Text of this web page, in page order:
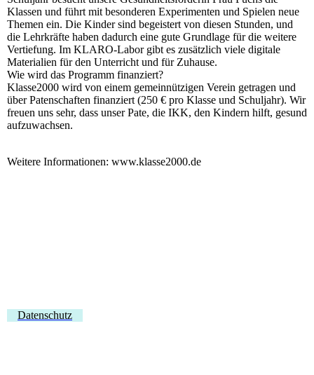
Klassen und führt mit besonderen Experimenten und Spielen neue
Themen ein. Die Kinder sind begeistert von diesen Stunden, und
die Lehrkräfte haben dadurch eine gute Grundlage für die weitere
Vertiefung. Im KLARO-Labor gibt es zusätzlich viele digitale
Materialien für den Unterricht und für Zuhause.
Wie wird das Programm finanziert?
Klasse2000 wird von einem gemeinnützigen Verein getragen und
über Patenschaften finanziert (250 € pro Klasse und Schuljahr). Wir
freuen uns sehr, dass unser Pate, die IKK, den Kindern hilft, gesund
aufzuwachsen.
Weitere Informationen: www.klasse2000.de
Datenschutz